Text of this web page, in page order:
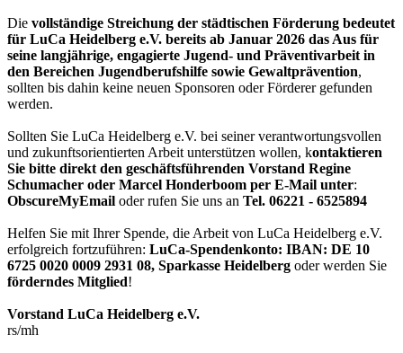
Die vollständige Streichung der städtischen Förderung bedeutet
für LuCa Heidelberg e.V. bereits ab Januar 2026 das Aus für
seine langjährige, engagierte Jugend- und Präventivarbeit in
den Bereichen Jugendberufshilfe sowie Gewaltprävention,
sollten bis dahin keine neuen Sponsoren oder Förderer gefunden
werden.
Sollten Sie LuCa Heidelberg e.V. bei seiner verantwortungsvollen
und zukunftsorientierten Arbeit unterstützen wollen, kontaktieren
Sie bitte direkt den geschäftsführenden Vorstand Regine
Schumacher oder Marcel Honderboom per E-Mail unter:
ObscureMyEmail oder rufen Sie uns an Tel. 06221 - 6525894
Helfen Sie mit Ihrer Spende, die Arbeit von LuCa Heidelberg e.V.
erfolgreich fortzuführen: LuCa-Spendenkonto: IBAN: DE 10
6725 0020 0009 2931 08, Sparkasse Heidelberg oder werden Sie
förderndes Mitglied!
Vorstand LuCa Heidelberg e.V.
rs/mh